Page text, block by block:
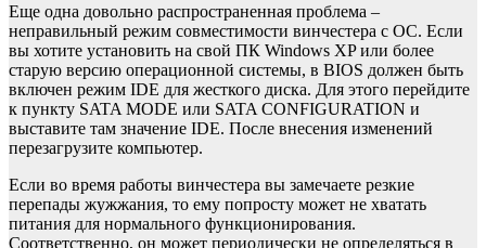
Еще одна довольно распространенная проблема –
неправильный режим совместимости винчестера с ОС. Если
вы хотите установить на свой ПК Windows XP или более
старую версию операционной системы, в BIOS должен быть
включен режим IDE для жесткого диска. Для этого перейдите
к пункту SATA MODE или SATA CONFIGURATION и
выставите там значение IDE. После внесения изменений
перезагрузите компьютер.
Если во время работы винчестера вы замечаете резкие
перепады жужжания, то ему попросту может не хватать
питания для нормального функционирования.
Соответственно, он может периодически не определяться в